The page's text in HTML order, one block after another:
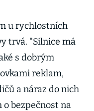
u rychlostních
trvá. "Silnice má
s dobrým
reklam,
a náraz do nich
o bezpečnost na